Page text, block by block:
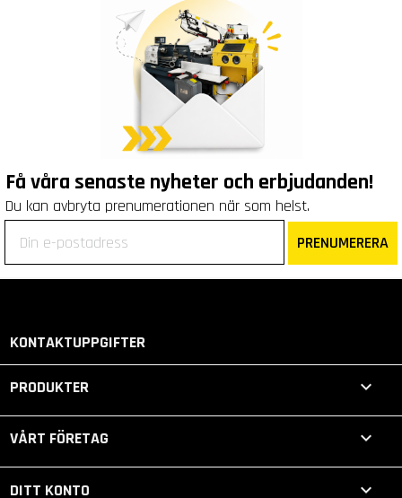
Få våra senaste nyheter och erbjudanden!
Du kan avbryta prenumerationen när som helst.
PRENUMERERA
KONTAKTUPPGIFTER
PRODUKTER 
VÅRT FÖRETAG 
DITT KONTO 